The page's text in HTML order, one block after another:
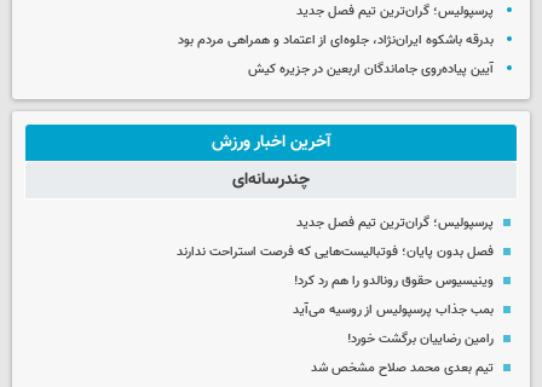
پرسپولیس؛ گران‌ترین تیم فصل جدید
بدرقه باشکوه ایران‌نژاد، جلوه‌ای از اعتماد و همراهی مردم بود
آیین پیاده‌روی جاماندگان اربعین در جزیره کیش
آخرین اخبار ورزش
چندرسانه‌ای
پرسپولیس؛ گران‌ترین تیم فصل جدید
فصل بدون پایان؛ فوتبالیست‌هایی که فرصت استراحت ندارند
وینیسیوس حقوق رونالدو را هم رد کرد!
بمب جذاب پرسپولیس از روسیه می‌آید
رامین رضاییان برگشت خورد!
تیم بعدی محمد صلاح مشخص شد